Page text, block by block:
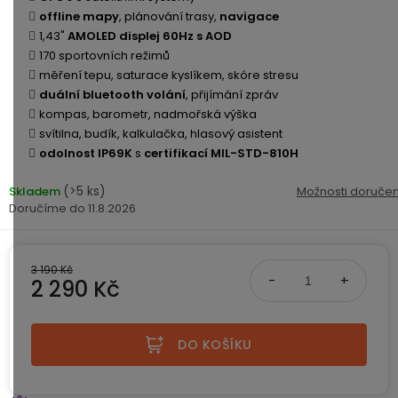
Napájecí
kabely
Příslušenství
S
dotykovým
displejem
Bone
Conduction
Lenovo
Day's
Hook
-
Sada
dronu
se
2
bateriemi
Sada
dronu
se
Náhradní
a
příslušenství
kamerám
Bateriové
WiFi
kamery
Bateriové
kamery
4G
(SIM)
Paměťové
karty
na
zmrzlinu
ledovou
tříšť
Příslušenství
do
Napájecí
Napájecí
Doplňkové
služby
DOPLŇKOVÝ
PRODEJ
podmínky
offline mapy, plánování trasy, navigace
1,43" AMOLED displej 60Hz s AOD
170 sportovních režimů
měření tepu, saturace kyslíkem, skóre stresu
duální bluetooth volání, přijímání zpráv
kompas, barometr, nadmořská výška
svítilna, budík, kalkulačka, hlasový asistent
odolnost IP69K s certifikací MIL-STD-810H
Skladem (>5 ks)
11.8.2026
Možnosti
3 190 Kč
2 290 Kč
DO KOŠÍKU